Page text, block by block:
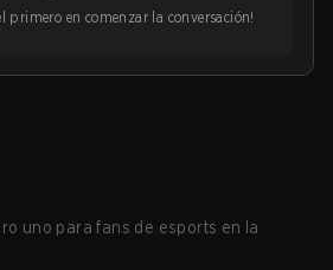
primero en comenzar la conversación!
uno para fans de esports en la